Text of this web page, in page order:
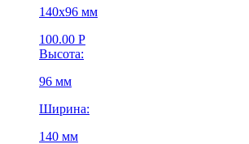
140х96 мм
100.00 Р
Высота:
96 мм
Ширина:
140 мм